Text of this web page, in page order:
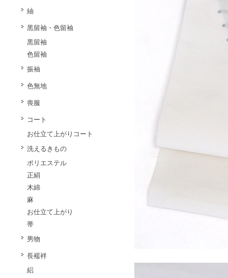
紬
黒留袖・色留袖
黒留袖
色留袖
振袖
色無地
喪服
コート
お仕立て上がりコート
洗えるきもの
ポリエステル
正絹
木綿
麻
お仕立て上がり
帯
男物
長襦袢
絽